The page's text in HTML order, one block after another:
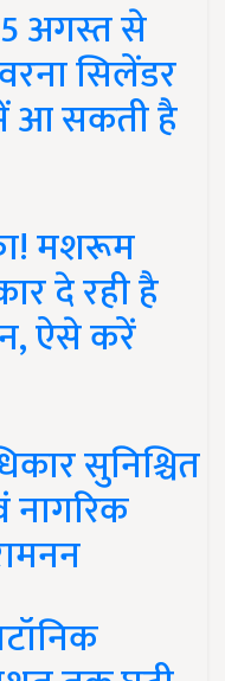
अगस्त से
सिलेंडर
आ सकती है
मशरूम
दे रही है
ऐसे करें
सुनिश्चित
नागरिक